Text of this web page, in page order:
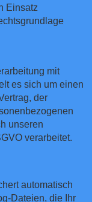
Einsatz
mit
es sich um einen
der
unseren
verarbeitet.
automatisch
Dateien, die Ihr